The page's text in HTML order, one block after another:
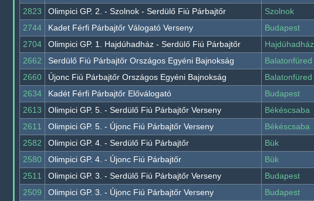
2823
Olimpici GP. 2. - Szolnok - Serdülő Fiú Párbajtőr Szolnok
2744
Kadet Férfi Párbajtőr Válogató Verseny Budapest
2704
Olimpici GP. 1. Hajdúhadház - Serdülő Fiú Párbajtőr Hajdúhadház
2662
Serdülő Fiú Párbajtőr Országos Egyéni Bajnokság Balatonfüred
2660
Újonc Fiú Párbajtőr Országos Egyéni Bajnokság Balatonfüred
2634
Kadét Férfi Párbajtőr Előválogató Budapest
2613
Olimpici GP. 5. - Serdülő Fiú Párbajtőr Verseny Békéscsaba
2611
Olimpici GP. 5. - Újonc Fiú Párbajtőr Verseny Békéscsaba
2582
Olimpici GP. 4. - Serdülő Fiú Párbajtőr Bük
2580
Olimpici GP. 4. - Újonc Fiú Párbajtőr Bük
2511
Olimpici GP. 3. - Serdülő Fiú Párbajtőr Verseny Budapest
2509
Olimpici GP. 3. - Újonc Fiú Párbajtőr Verseny Budapest